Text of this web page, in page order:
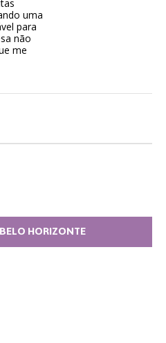
uma
para
não
me
HORIZONTE